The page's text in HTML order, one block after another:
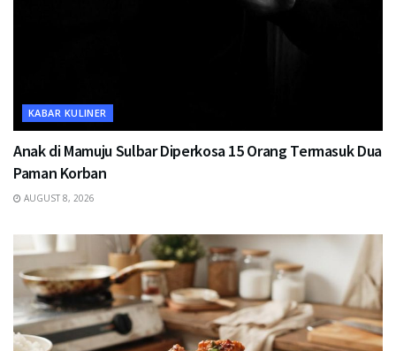
KABAR KULINER
Anak di Mamuju Sulbar Diperkosa 15 Orang Termasuk Dua
Paman Korban
AUGUST 8, 2026